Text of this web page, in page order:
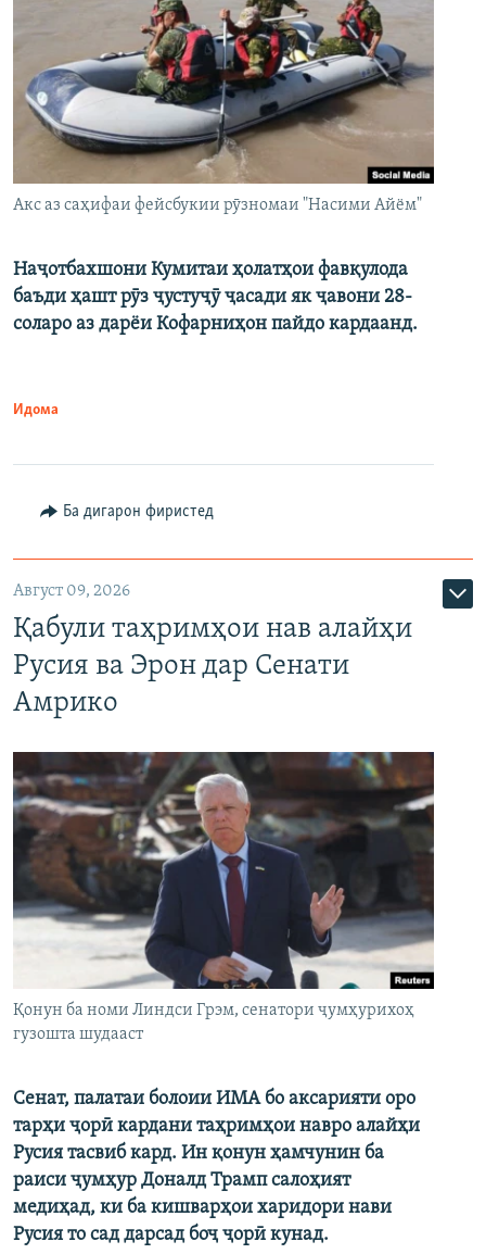
Акс аз саҳифаи фейсбукии рӯзномаи "Насими Айём"
Наҷотбахшони Кумитаи ҳолатҳои фавқулода
баъди ҳашт рӯз ҷустуҷӯ ҷасади як ҷавони 28-
соларо аз дарёи Кофарниҳон пайдо кардаанд.
Идома
Ба дигарон фиристед
Август 09, 2026
Қабули таҳримҳои нав алайҳи
Русия ва Эрон дар Сенати
Амрико
Қонун ба номи Линдси Грэм, сенатори ҷумҳурихоҳ
гузошта шудааст
Сенат, палатаи болоии ИМА бо аксарияти оро
тарҳи ҷорӣ кардани таҳримҳои навро алайҳи
Русия тасвиб кард. Ин қонун ҳамчунин ба
раиси ҷумҳур Доналд Трамп салоҳият
медиҳад, ки ба кишварҳои харидори нави
Русия то сад дарсад боҷ ҷорӣ кунад.